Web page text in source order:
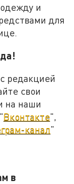
и
для
редакцией
свои
на наши
Вконтакте",
канал"
в